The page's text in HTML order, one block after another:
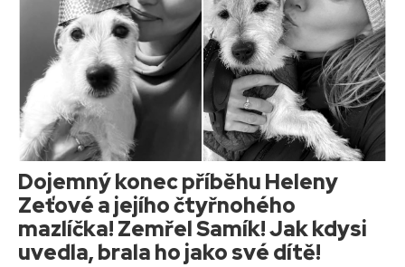
Dojemný konec příběhu Heleny
Zeťové a jejího čtyřnohého
mazlíčka! Zemřel Samík! Jak kdysi
uvedla, brala ho jako své dítě!